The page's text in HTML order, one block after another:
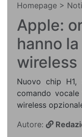
Homepage >
Apple:
hanno
wireless
Nuovo chip
comando
wireless
Autore: